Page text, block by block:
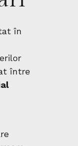
în
între